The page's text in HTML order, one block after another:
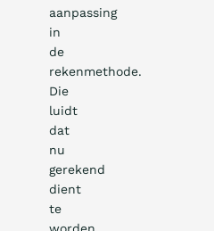
aanpassing
in
de
rekenmethode.
Die
luidt
dat
nu
gerekend
dient
te